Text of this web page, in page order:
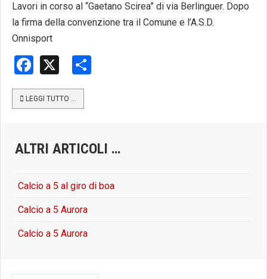
Lavori in corso al “Gaetano Scirea” di via Berlinguer. Dopo
la firma della convenzione tra il Comune e l’A.S.D.
Onnisport
Facebook
LEGGI TUTTO …
ALTRI ARTICOLI …
Calcio a 5 al giro di boa
Calcio a 5 Aurora
Calcio a 5 Aurora